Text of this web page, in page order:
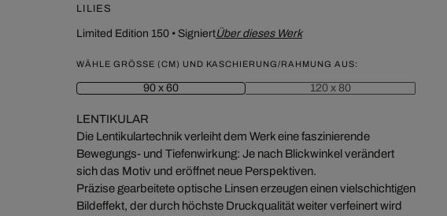
LILIES
Limited Edition 150• SigniertÜber dieses Werk
WÄHLE GRÖSSE (CM) UND KASCHIERUNG/RAHMUNG AUS:
90 x 60 120 x 80
LENTIKULAR
Die Lentikulartechnik verleiht dem Werk eine faszinierende
Bewegungs- und Tiefenwirkung: Je nach Blickwinkel verändert
sich das Motiv und eröffnet neue Perspektiven.
Präzise gearbeitete optische Linsen erzeugen einen vielschichtigen
Bildeffekt, der durch höchste Druckqualität weiter verfeinert wird